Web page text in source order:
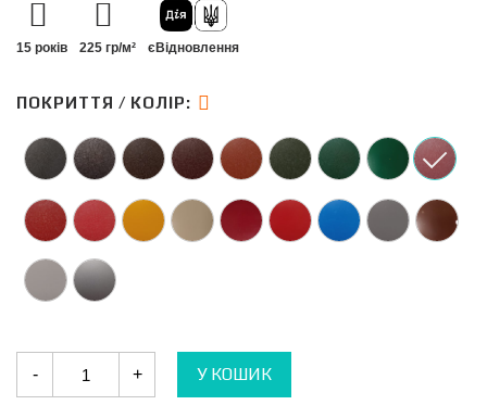
15 років 225 гр/м² єВідновлення
ПОКРИТТЯ / КОЛІР:
-
Клікфальц
Хвиля
Корея
+ У КОШИК